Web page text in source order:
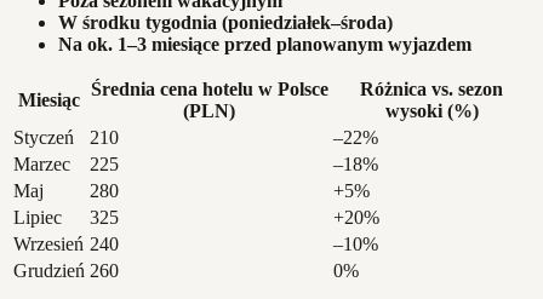
W środku tygodnia (poniedziałek–środa)
Na ok. 1–3 miesiące przed planowanym wyjazdem
Miesiąc
Średnia cena hotelu w Polsce
(PLN)
Różnica vs. sezon
wysoki (%)
Styczeń
210
–22%
Marzec
225
–18%
Maj
280
+5%
Lipiec
325
+20%
Wrzesień 240
–10%
Grudzień 260 0%